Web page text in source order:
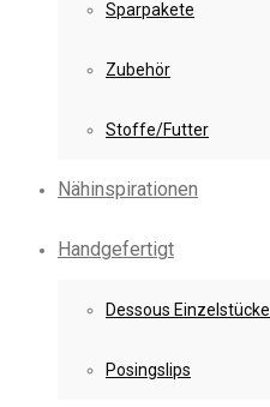
Sparpakete
Zubehör
Stoffe/Futter
Nähinspirationen
Handgefertigt
Dessous Einzelstücke
Posingslips